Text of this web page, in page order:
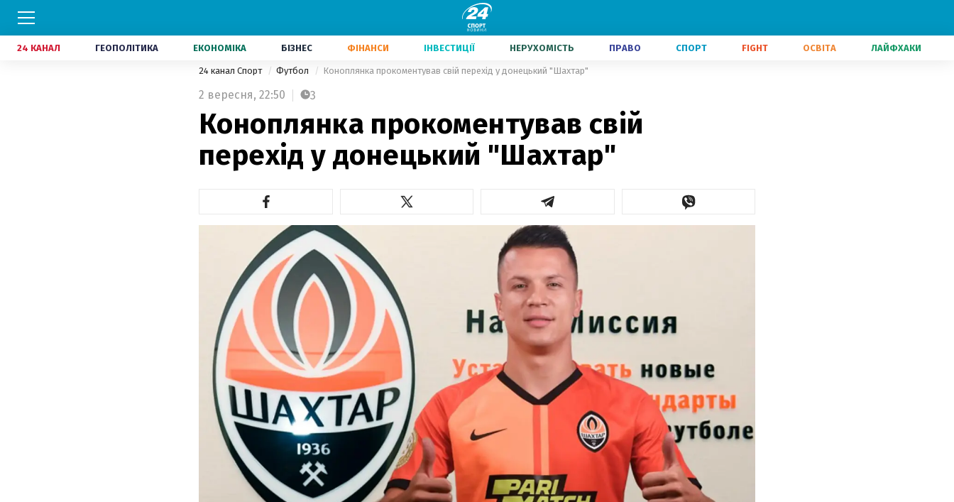
24 КАНАЛ ГЕОПОЛІТИКА ЕКОНОМІКА БІЗНЕС ФІНАНСИ ІНВЕСТИЦІЇ НЕРУХОМІСТЬ ПРАВО СПОРТ FIGHT ОСВІТА ЛАЙФХАКИ
24 канал Спорт Футбол Коноплянка прокоментував свій перехід у донецький "Шахтар"
2 вересня, 22:50 3
Коноплянка прокоментував свій
перехід у донецький "Шахтар"